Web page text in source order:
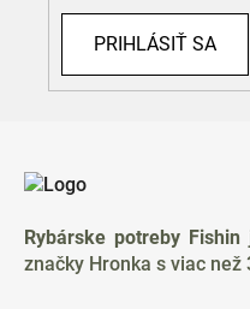
PRIHLÁSIŤ SA
Rybárske potreby Fishin
značky Hronka s viac